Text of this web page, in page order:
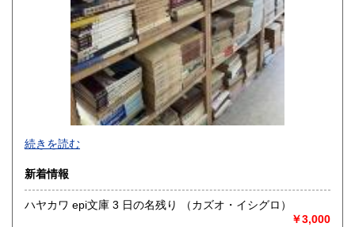
-
沿線名：-
最寄駅：-
営業時間：-
定休日：-
続きを読む
新着情報
ハヤカワ epi文庫 3 日の名残り （カズオ・イシグロ）
￥3,000